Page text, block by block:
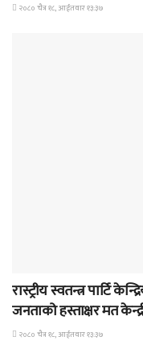
२०८० चैत्र १८, आईतवार १३:३७
रास्ट्रीय स्वतन्त्र पार्टि
जनताको हस्ताक्षर मत
२०८० चैत्र १८, आईतवार १३:३७